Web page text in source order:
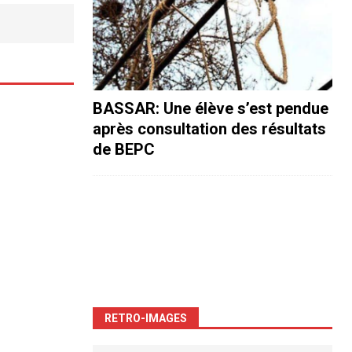
BASSAR: Une élève s’est pendue
après consultation des résultats
de BEPC
RETRO-IMAGES